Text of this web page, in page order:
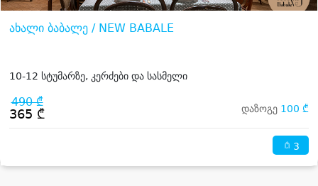
ახალი ბაბალე / NEW BABALE
10-12 სტუმარზე, კერძები და სასმელი
490 ₾
365 ₾ დაზოგე 100 ₾
3